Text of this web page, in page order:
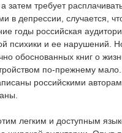
затем требует
в депрессии, случается,
годы российская
психики и ее нарушений.
обоснованных книг о
по-прежнему
российскими
легким и доступным